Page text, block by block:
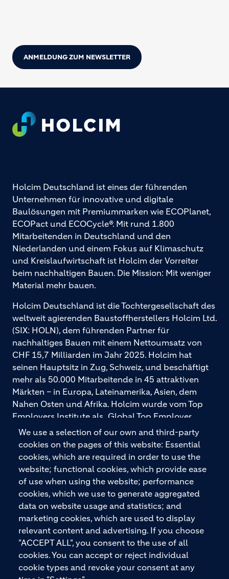
ANMELDUNG ZUM NEWSLETTER
We use a selection of our own and third-party
cookies on the pages of this website: Essential
cookies, which are required in order to use the
website; functional cookies, which provide ease
of use when using the website; performance
cookies, which we use to generate aggregated
data on website usage and statistics; and
marketing cookies, which are used to display
relevant content and advertising. If you choose
"ACCEPT ALL", you consent to the use of all
cookies. You can accept or reject individual
cookie types and revoke your consent at any
Footer
KONTAKTIEREN SIE UNS
Holcim Deutschland ist eines der führenden
Unternehmen für innovative und digitale
Baulösungen mit Premiummarken wie ECOPlanet,
ECOPact und ECOCycle®. Mit rund 1.800
Mitarbeitenden in Deutschland und den
Niederlanden und einem Fokus auf Klimaschutz
und Kreislaufwirtschaft ist Holcim der Vorreiter
beim nachhaltigen Bauen. Die Mission: Mit weniger
Material mehr bauen.
Holcim Deutschland ist die Tochtergesellschaft des
weltweit agierenden Baustoffherstellers Holcim Ltd.
(SIX: HOLN), dem führenden Partner für
nachhaltiges Bauen mit einem Nettoumsatz von
CHF 15,7 Milliarden im Jahr 2025. Holcim hat
seinen Hauptsitz in Zug, Schweiz, und beschäftigt
mehr als 50.000 Mitarbeitende in 45 attraktiven
Märkten – in Europa, Lateinamerika, Asien, dem
Nahen Osten und Afrika. Holcim wurde vom Top
Employers Institute als „Global Top Employer
2026“ ausgezeichnet. Holcim bietet hochwertige
Baustoffe und integrierte Baulösungen für den
gesamten Bauprozess – vom Fundament über den
Boden bis zu Wänden und Dächern – mit
Premiummarken wie ECOPact, ECOPlanet,
ECOCycle und Ytong.